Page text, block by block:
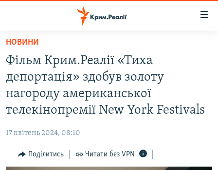
Перейти
основного
матеріалу
до
основної
Перейти
пошуку
ВОДА.КРИМ
ВІДЕО ТА ФОТО
ПОЛІТИКА
ІНТЕРВ'Ю
НОВИНИ
Фільм Крим.Реалії «Тиха
депортація» здобув золоту
нагороду американської
телекінопремії New York Festivals
17 квітень 2024, 08:10
Поділитись Читати без VPN